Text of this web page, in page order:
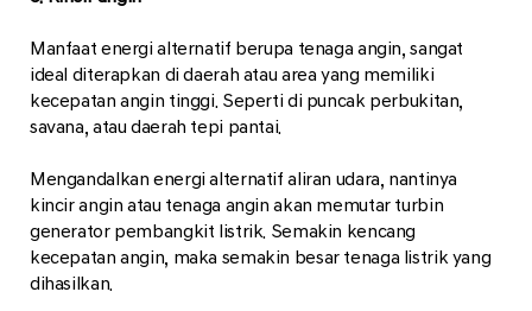
Manfaat energi alternatif berupa tenaga angin, sangat
ideal diterapkan di daerah atau area yang memiliki
kecepatan angin tinggi. Seperti di puncak perbukitan,
savana, atau daerah tepi pantai.
Mengandalkan energi alternatif aliran udara, nantinya
kincir angin atau tenaga angin akan memutar turbin
generator pembangkit listrik. Semakin kencang
kecepatan angin, maka semakin besar tenaga listrik yang
dihasilkan.